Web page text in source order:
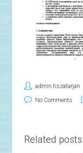
admin.tiszatarjan
No Comments
Related posts